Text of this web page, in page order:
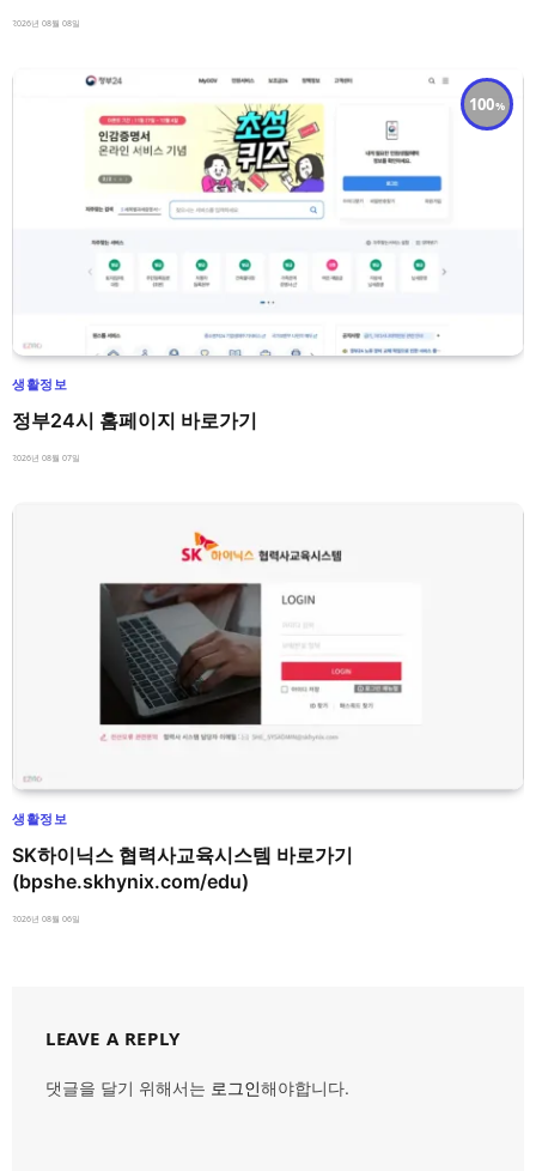
2026년 08월 08일
100
생활정보
정부24시 홈페이지 바로가기
2026년 08월 07일
생활정보
SK하이닉스 협력사교육시스템 바로가기
(bpshe.skhynix.com/edu)
2026년 08월 06일
LEAVE A REPLY
댓글을 달기 위해서는 로그인해야합니다.